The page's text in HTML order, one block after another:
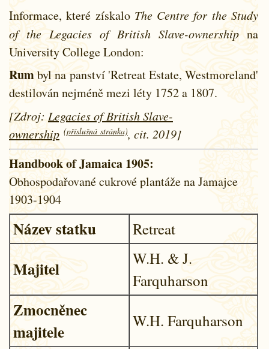
Informace, které získalo The Centre for the Study
of the Legacies of British Slave-ownership na
University College London:
Rumbyl na panství 'Retreat Estate, Westmoreland'
destilován nejméně mezi léty 1752 a 1807.
[Zdroj: Legacies of British Slave-
ownership (příslušná stránka), cit. 2019]
Handbook of Jamaica 1905:
Obhospodařované cukrové plantáže na Jamajce
1903-1904
Název statku Retreat
Majitel
W.H. & J.
Farquharson
Zmocněnec
majitele
W.H. Farquharson